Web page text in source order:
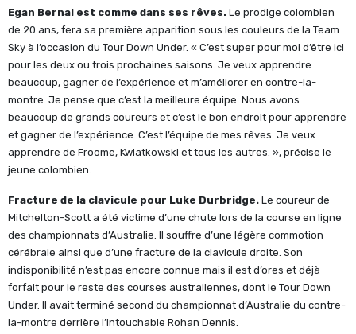
Egan Bernal est comme dans ses rêves. Le prodige colombien
de 20 ans, fera sa première apparition sous les couleurs de la Team
Sky à l’occasion du Tour Down Under. « C’est super pour moi d’être ici
pour les deux ou trois prochaines saisons. Je veux apprendre
beaucoup, gagner de l’expérience et m’améliorer en contre-la-
montre. Je pense que c’est la meilleure équipe. Nous avons
beaucoup de grands coureurs et c’est le bon endroit pour apprendre
et gagner de l’expérience. C’est l’équipe de mes rêves. Je veux
apprendre de Froome, Kwiatkowski et tous les autres. », précise le
jeune colombien.
Fracture de la clavicule pour Luke Durbridge. Le coureur de
Mitchelton-Scott a été victime d’une chute lors de la course en ligne
des championnats d’Australie. Il souffre d’une légère commotion
cérébrale ainsi que d’une fracture de la clavicule droite. Son
indisponibilité n’est pas encore connue mais il est d’ores et déjà
forfait pour le reste des courses australiennes, dont le Tour Down
Under. Il avait terminé second du championnat d’Australie du contre-
la-montre derrière l’intouchable Rohan Dennis.